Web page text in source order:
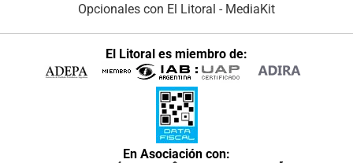
Opcionales con El Litoral - MediaKit
El Litoral es miembro de:
En Asociación con: